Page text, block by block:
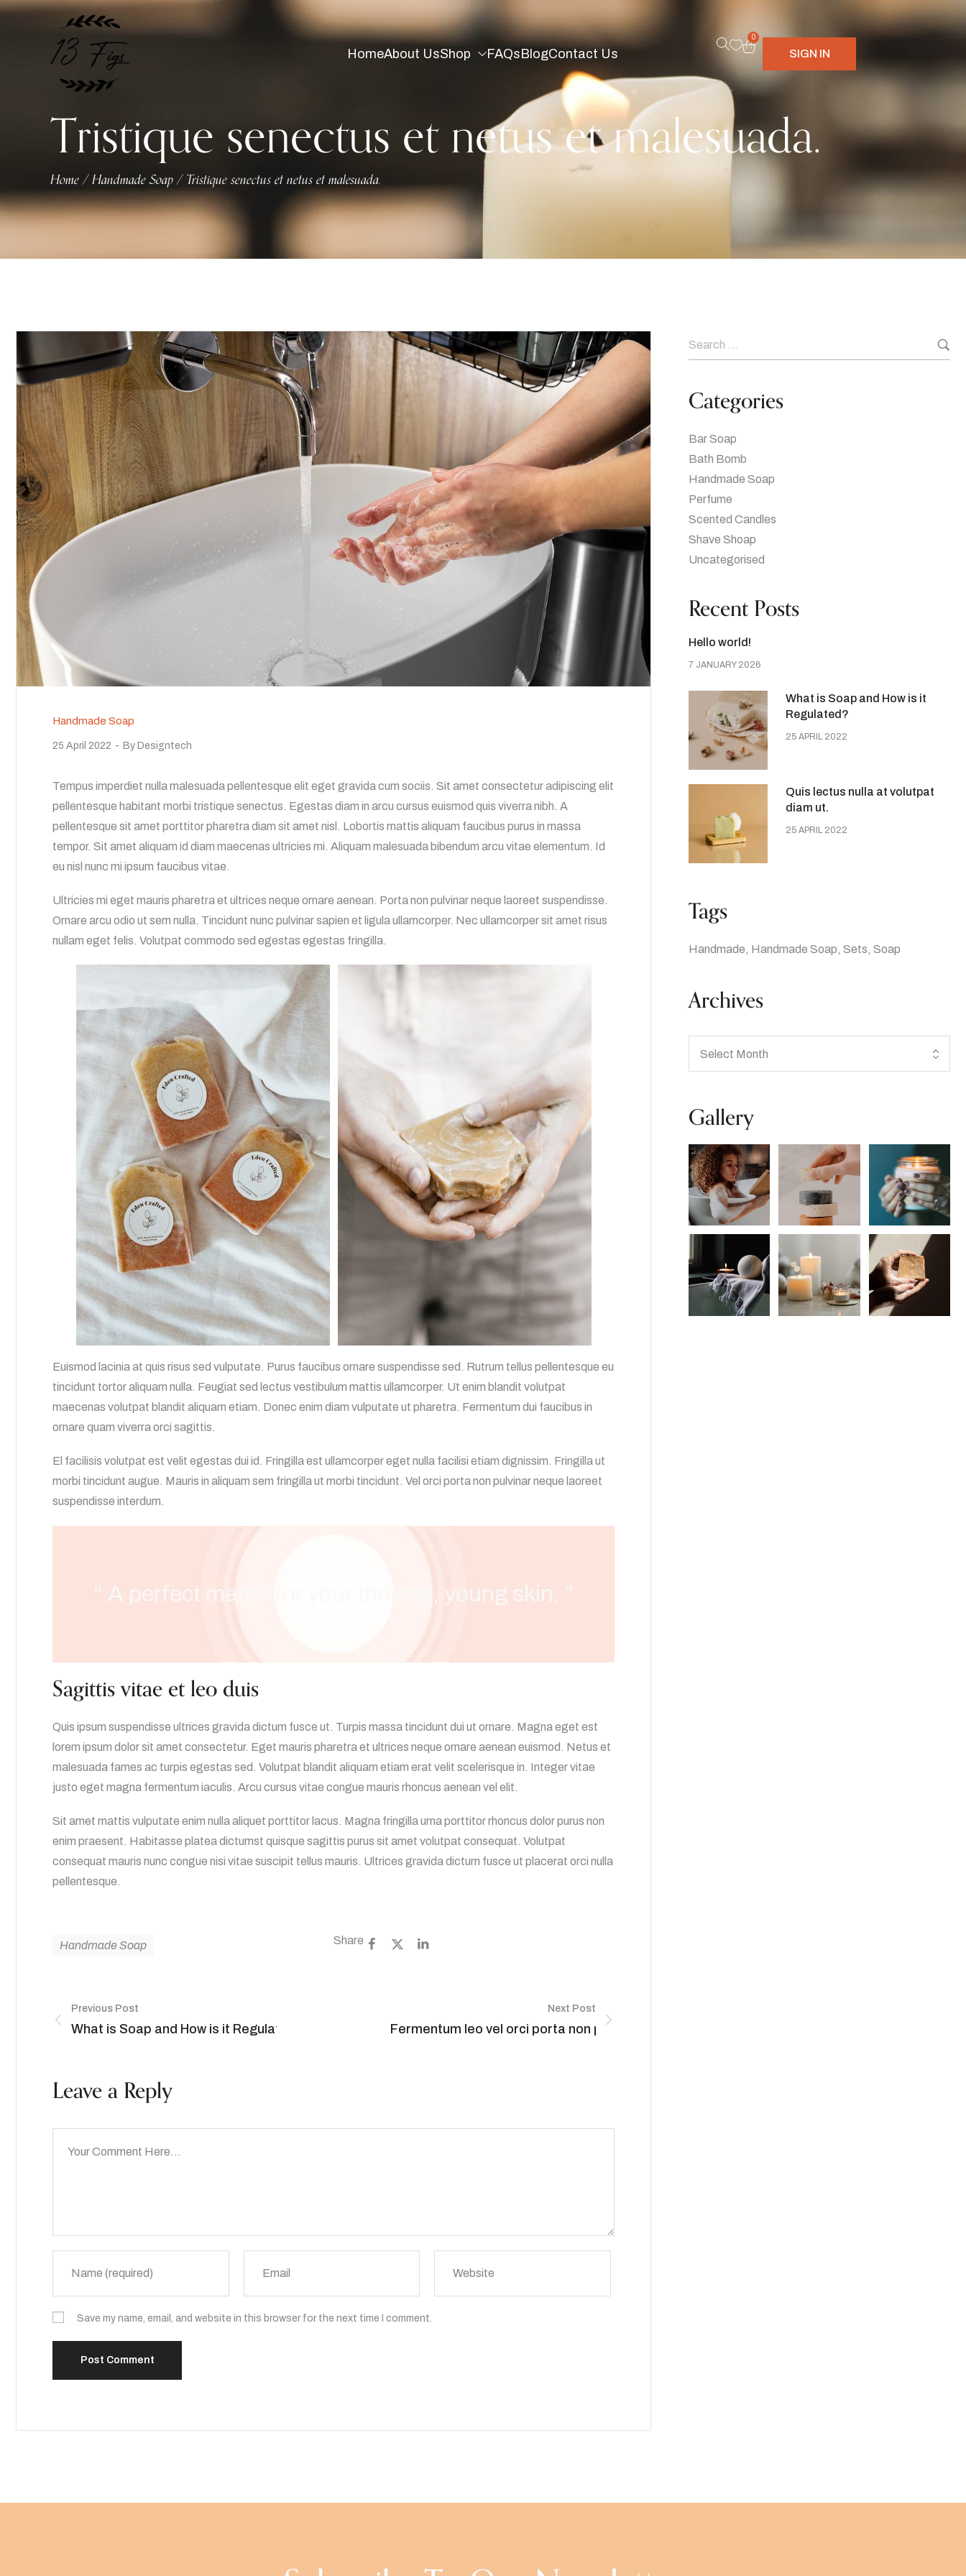
HomeAbout UsShop FAQsBlogContact Us
0
SIGN IN
Tristique senectus et netus et malesuada.
Home/Handmade Soap/ Tristique senectus et netus et malesuada.
Handmade Soap
25 April 2022 By Designtech
Tempus imperdiet nulla malesuada pellentesque elit eget gravida cum sociis. Sit amet consectetur adipiscing elit
pellentesque habitant morbi tristique senectus. Egestas diam in arcu cursus euismod quis viverra nibh. A
pellentesque sit amet porttitor pharetra diam sit amet nisl. Lobortis mattis aliquam faucibus purus in massa
tempor. Sit amet aliquam id diam maecenas ultricies mi. Aliquam malesuada bibendum arcu vitae elementum. Id
eu nisl nunc mi ipsum faucibus vitae.
Ultricies mi eget mauris pharetra et ultrices neque ornare aenean. Porta non pulvinar neque laoreet suspendisse.
Ornare arcu odio ut sem nulla. Tincidunt nunc pulvinar sapien et ligula ullamcorper. Nec ullamcorper sit amet risus
nullam eget felis. Volutpat commodo sed egestas egestas fringilla.
Euismod lacinia at quis risus sed vulputate. Purus faucibus ornare suspendisse sed. Rutrum tellus pellentesque eu
tincidunt tortor aliquam nulla. Feugiat sed lectus vestibulum mattis ullamcorper. Ut enim blandit volutpat
maecenas volutpat blandit aliquam etiam. Donec enim diam vulputate ut pharetra. Fermentum dui faucibus in
ornare quam viverra orci sagittis.
El facilisis volutpat est velit egestas dui id. Fringilla est ullamcorper eget nulla facilisi etiam dignissim. Fringilla ut
morbi tincidunt augue. Mauris in aliquam sem fringilla ut morbi tincidunt. Vel orci porta non pulvinar neque laoreet
suspendisse interdum.
“ A perfect match for your thriving, young skin. ”
Sagittis vitae et leo duis
Quis ipsum suspendisse ultrices gravida dictum fusce ut. Turpis massa tincidunt dui ut ornare. Magna eget est
lorem ipsum dolor sit amet consectetur. Eget mauris pharetra et ultrices neque ornare aenean euismod. Netus et
malesuada fames ac turpis egestas sed. Volutpat blandit aliquam etiam erat velit scelerisque in. Integer vitae
justo eget magna fermentum iaculis. Arcu cursus vitae congue mauris rhoncus aenean vel elit.
Sit amet mattis vulputate enim nulla aliquet porttitor lacus. Magna fringilla urna porttitor rhoncus dolor purus non
enim praesent. Habitasse platea dictumst quisque sagittis purus sit amet volutpat consequat. Volutpat
consequat mauris nunc congue nisi vitae suscipit tellus mauris. Ultrices gravida dictum fusce ut placerat orci nulla
pellentesque.
Handmade Soap Share
Previous Post
What is Soap and How is it Regulated?
Next Post
Fermentum leo vel orci porta non pulv
Leave a Reply
Save my name, email, and website in this browser for the next time I comment.
Categories
Bar Soap
Bath Bomb
Handmade Soap
Perfume
Scented Candles
Shave Shoap
Uncategorised
Recent Posts
Hello world!
7 JANUARY 2026
What is Soap and How is it
Regulated?
25 APRIL 2022
Quis lectus nulla at volutpat
diam ut.
25 APRIL 2022
Tags
Handmade Handmade Soap Sets Soap
Archives
Gallery